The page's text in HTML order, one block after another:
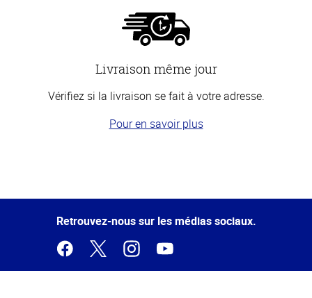
Livraison même jour
Vérifiez si la livraison se fait à votre adresse.
Pour en savoir plus
de la
Retrouvez-nous sur les médias sociaux.